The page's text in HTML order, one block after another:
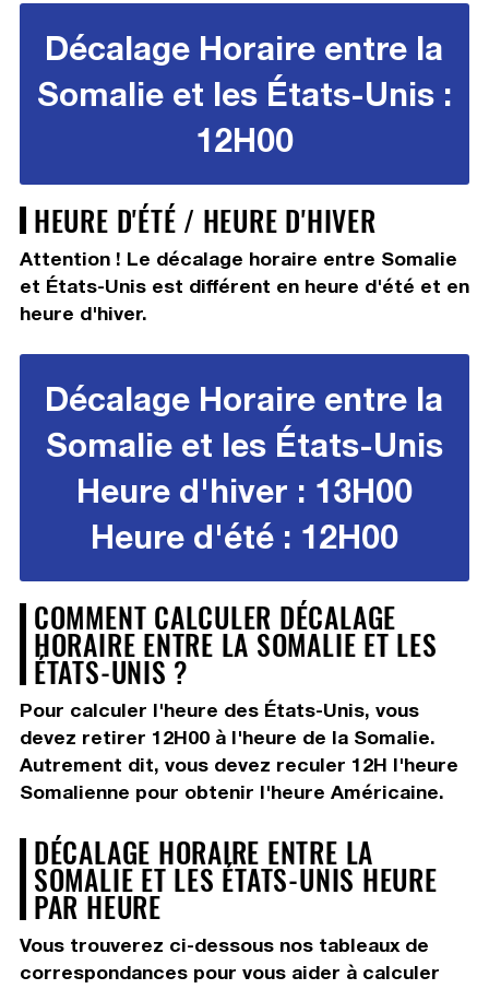
Décalage Horaire entre la
Somalie et les États-Unis :
12H00
HEURE D'ÉTÉ / HEURE D'HIVER
Attention ! Le décalage horaire entre Somalie
et États-Unis est différent en heure d'été et en
heure d'hiver.
Décalage Horaire entre la
Somalie et les États-Unis
Heure d'hiver : 13H00
Heure d'été : 12H00
COMMENT CALCULER DÉCALAGE
HORAIRE ENTRE LA SOMALIE ET LES
ÉTATS-UNIS ?
Pour calculer l'heure des États-Unis, vous
devez retirer 12H00à l'heure de la Somalie.
Autrement dit, vous devez reculer 12H l'heure
Somalienne pour obtenir l'heure Américaine.
DÉCALAGE HORAIRE ENTRE LA
SOMALIE ET LES ÉTATS-UNIS HEURE
PAR HEURE
Vous trouverez ci-dessous nos tableaux de
correspondances pour vous aider à calculer